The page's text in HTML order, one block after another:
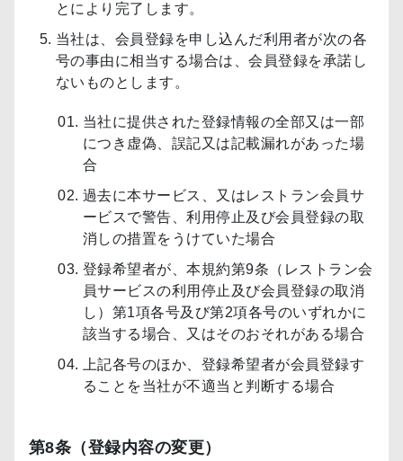
とにより完了します。
当社は、会員登録を申し込んだ利用者が次の各
号の事由に相当する場合は、会員登録を承諾し
ないものとします。
当社に提供された登録情報の全部又は一部
につき虚偽、誤記又は記載漏れがあった場
合
過去に本サービス、又はレストラン会員サ
ービスで警告、利用停止及び会員登録の取
消しの措置をうけていた場合
登録希望者が、本規約第9条（レストラン会
員サービスの利用停止及び会員登録の取消
し）第1項各号及び第2項各号のいずれかに
該当する場合、又はそのおそれがある場合
上記各号のほか、登録希望者が会員登録す
ることを当社が不適当と判断する場合
第8条（登録内容の変更）